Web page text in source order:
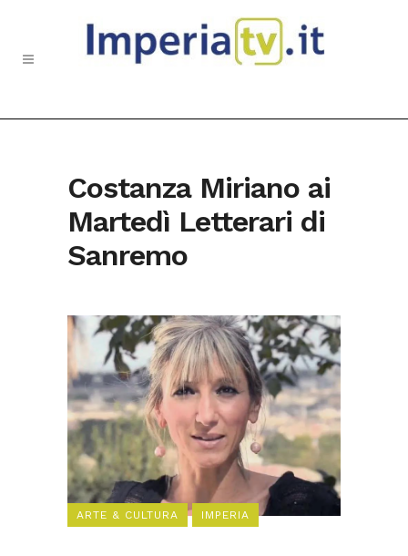
Costanza Miriano ai
Martedì Letterari di
Sanremo
ARTE & CULTURA IMPERIA